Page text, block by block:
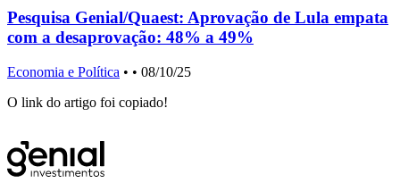
Pesquisa Genial/Quaest: Aprovação de Lula empata
com a desaprovação: 48% a 49%
Economia e Política • • 08/10/25
O link do artigo foi copiado!